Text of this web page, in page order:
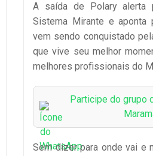
A saída de Polary alerta
Sistema Mirante e aponta
vem sendo conquistado
que vive seu melhor
melhores profissionais do
Participe do grupo
Sem dizer para onde vai e